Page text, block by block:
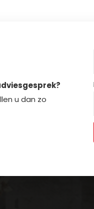
u dan zo